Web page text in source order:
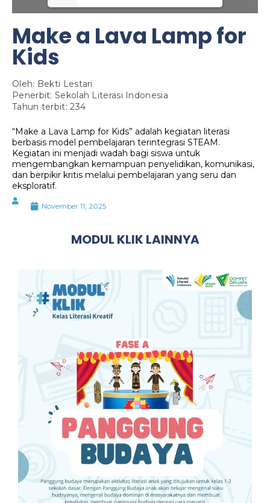
Make a Lava Lamp for
Kids
Oleh: Bekti Lestari
Penerbit: Sekolah Literasi Indonesia
Tahun terbit: 234
“Make a Lava Lamp for Kids” adalah kegiatan literasi
berbasis model pembelajaran terintegrasi STEAM.
Kegiatan ini menjadi wadah bagi siswa untuk
mengembangkan kemampuan penyelidikan, komunikasi,
dan berpikir kritis melalui pembelajaran yang seru dan
eksploratif.
November 11, 2025
MODUL KLIK LAINNYA